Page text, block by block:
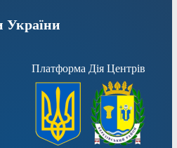
України
Платформа Дія Центрів